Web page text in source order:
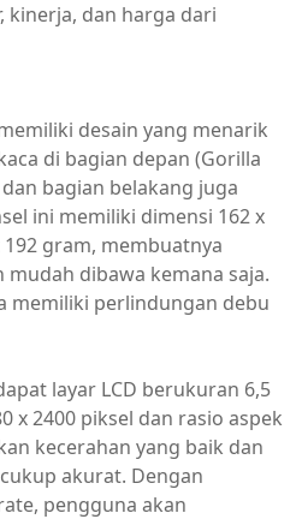
kinerja, dan harga dari
desain yang menarik
di bagian depan (Gorilla
bagian belakang juga
ini memiliki dimensi 162 x
gram, membuatnya
dibawa kemana saja.
memiliki perlindungan debu
layar LCD berukuran 6,5
x 2400 piksel dan rasio aspek
kecerahan yang baik dan
akurat. Dengan
pengguna akan